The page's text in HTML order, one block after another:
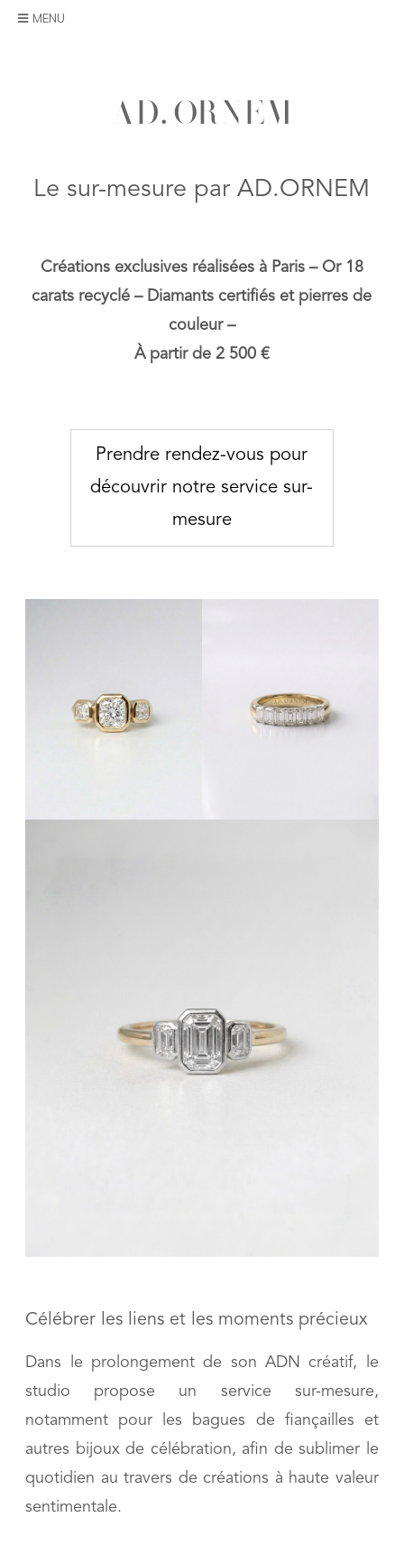
Skip
A D. OR N EM
MENU
Le sur-mesure par AD.ORNEM
Créations exclusives réalisées à Paris – Or 18
carats recyclé – Diamants certifiés et pierres de
couleur –
À partir de 2 500 €
Prendre rendez-vous pour
découvrir notre service sur-
mesure
Célébrer les liens et les moments précieux
Dans le prolongement de son ADN créatif, le
studio propose un service sur-mesure,
notamment pour les bagues de fiançailles et
autres bijoux de célébration, afin de sublimer le
quotidien au travers de créations à haute valeur
sentimentale.